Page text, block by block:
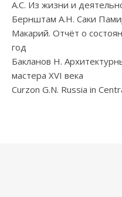
А.С. Из жизни и
Бернштам А.Н. Саки
Макарий. Отчёт о
год
Бакланов Н.
мастера XVI века
Curzon G.N. Russia in